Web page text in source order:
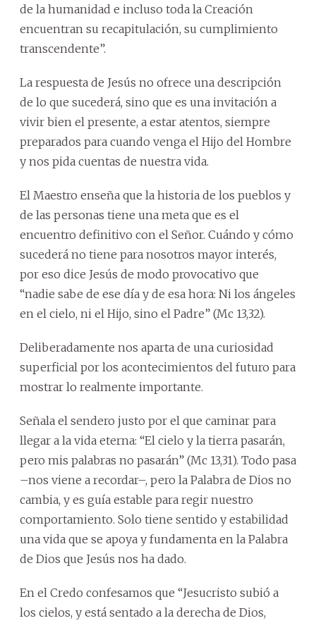
de la humanidad e incluso toda la Creación
encuentran su recapitulación, su cumplimiento
transcendente”.
La respuesta de Jesús no ofrece una descripción
de lo que sucederá, sino que es una invitación a
vivir bien el presente, a estar atentos, siempre
preparados para cuando venga el Hijo del Hombre
y nos pida cuentas de nuestra vida.
El Maestro enseña que la historia de los pueblos y
de las personas tiene una meta que es el
encuentro definitivo con el Señor. Cuándo y cómo
sucederá no tiene para nosotros mayor interés,
por eso dice Jesús de modo provocativo que
“nadie sabe de ese día y de esa hora: Ni los ángeles
en el cielo, ni el Hijo, sino el Padre” (Mc 13,32).
Deliberadamente nos aparta de una curiosidad
superficial por los acontecimientos del futuro para
mostrar lo realmente importante.
Señala el sendero justo por el que caminar para
llegar a la vida eterna: “El cielo y la tierra pasarán,
pero mis palabras no pasarán” (Mc 13,31). Todo pasa
–nos viene a recordar–, pero la Palabra de Dios no
cambia, y es guía estable para regir nuestro
comportamiento. Solo tiene sentido y estabilidad
una vida que se apoya y fundamenta en la Palabra
de Dios que Jesús nos ha dado.
En el Credo confesamos que “Jesucristo subió a
los cielos, y está sentado a la derecha de Dios,